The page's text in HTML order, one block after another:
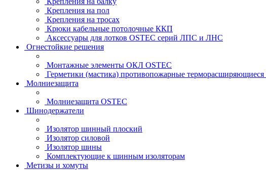
Крепления на пол
Крепления на тросах
Крюки кабельные потолочные ККП
Аксессуары для лотков OSTEC серий ЛПС и ЛНС
Огнестойкие решения
Монтажные элементы ОКЛ OSTEC
Герметики (мастика) противопожарные
Молниезащита
Молниезащита OSTEC
Шинодержатели
Изолятор шинный плоский
Изолятор силовой
Изолятор шины
Комплектующие к шинным изоляторам
Метизы и хомуты